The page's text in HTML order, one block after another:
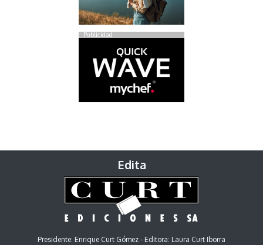
Publicidad
Edita
Presidente: Enrique Curt Gómez - Editora: Laura Curt Iborra